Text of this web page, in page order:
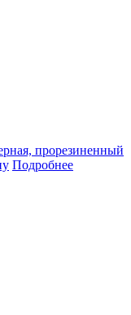
прорезиненный
Подробнее